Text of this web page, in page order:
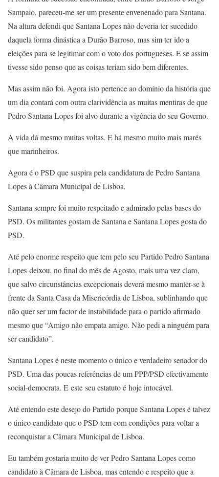
Sampaio, pareceu-me ser um presente envenenado para Santana.
Na altura defendi que Santana Lopes não deveria ter sucedido
daquela forma dinástica a Durão Barroso, mas sim ter ido a
eleições para se legitimar com o voto dos portugueses. E se assim
tivesse sido penso que as coisas teriam sido bem diferentes.
Mas assim não foi. Agora isto pertence ao domínio da história que
um dia contará com outra clarividência as muitas mentiras de que
Pedro Santana Lopes foi alvo durante a vigência do seu Governo.
A vida dá mesmo muitas voltas. E há mesmo muito mais marés
que marinheiros.
Agora é o PSD que suspira pela candidatura de Pedro Santana
Lopes à Câmara Municipal de Lisboa.
Santana sempre foi muito respeitado e admirado pelas bases do
PSD. Os militantes gostam de Santana e Santana Lopes gosta do
PSD.
Até pelo enorme respeito que tem pelo seu Partido Pedro Santana
Lopes deixou, no final do mês de Agosto, mais uma vez claro,
que salvo circunstâncias excepcionais deverá mesmo manter-se à
frente da Santa Casa da Misericórdia de Lisboa, sublinhando que
não quer ser um factor de instabilidade para o partido afirmado
mesmo que “Amigo não empata amigo. Não pedi a ninguém para
ser candidato”.
Santana Lopes é neste momento o único e verdadeiro senador do
PSD. Uma das poucas referências de um PPP/PSD efectivamente
social-democrata. E este seu estatuto é hoje intocável.
Até entendo este desejo do Partido porque Santana Lopes é talvez
o único candidato que o PSD tem com condições para voltar a
reconquistar a Câmara Municipal de Lisboa.
Eu também gostaria muito de ver Pedro Santana Lopes como
candidato à Câmara de Lisboa, mas entendo e respeito que a